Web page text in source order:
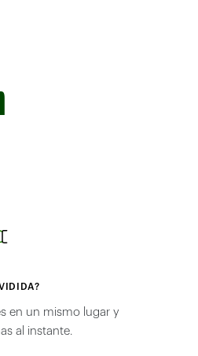
en un mismo lugar y
al instante.